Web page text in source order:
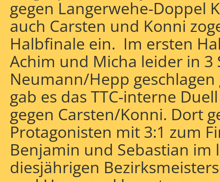
gegen Langerwehe-Doppel
auch Carsten und Konni
Halbfinale ein. Im ersten
Achim und Micha leider in 3
Neumann/Hepp
gab es das TTC-interne
gegen Carsten/Konni. Dort
Protagonisten mit 3:1 zum
Benjamin und Sebastian im
diesjährigen